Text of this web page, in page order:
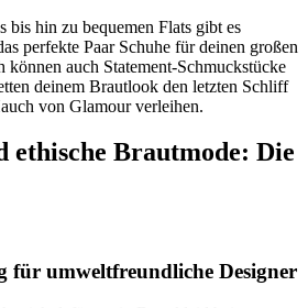
bis hin zu bequemen Flats gibt es
perfekte Paar Schuhe für deinen großen
auch Statement-Schmuckstücke
deinem Brautlook den letzten Schliff
von Glamour verleihen.
ethische Brautmode: Die
für umweltfreundliche Designer